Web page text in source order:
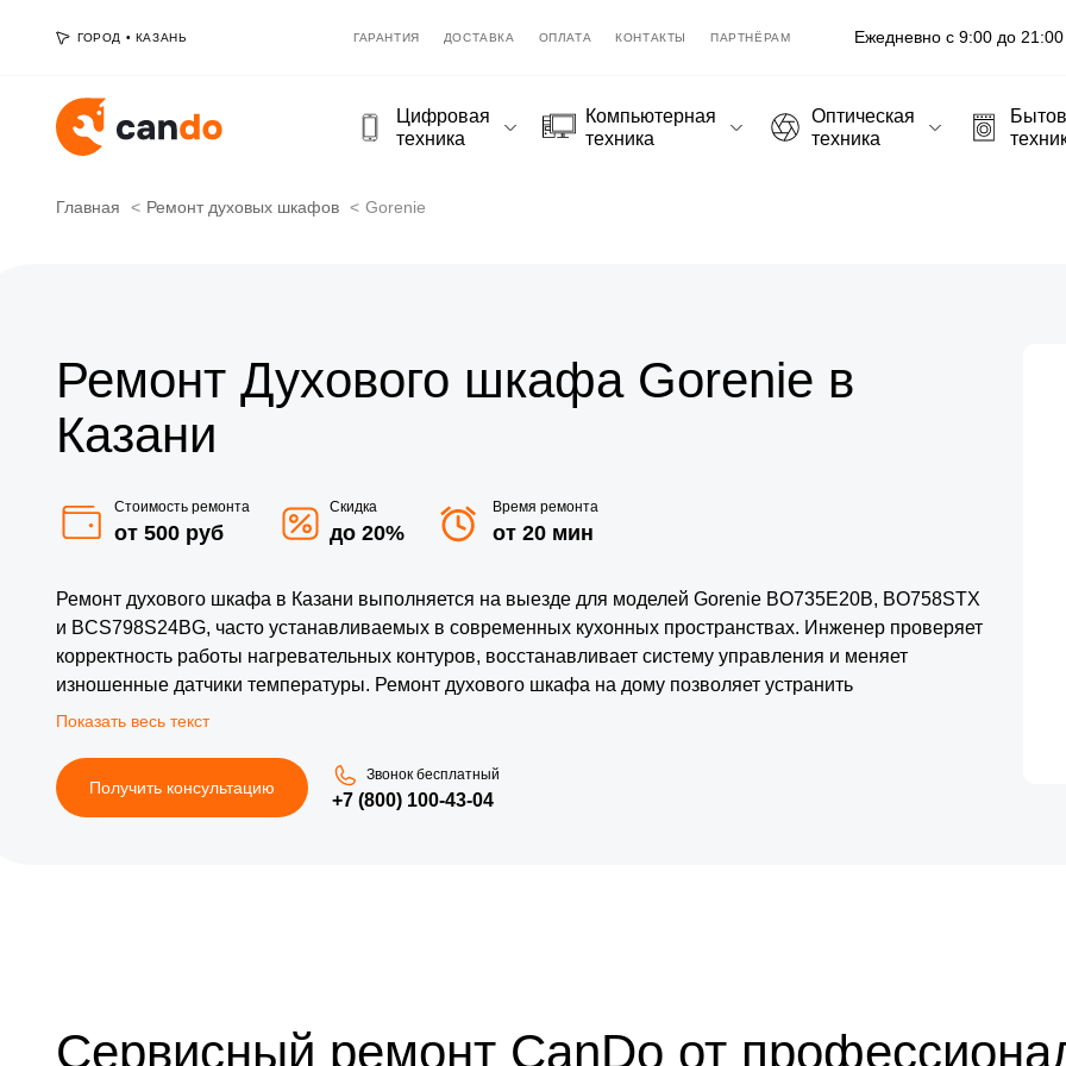
ГОРОД • КАЗАНЬ ГАРАНТИЯ ДОСТАВКА ОПЛАТА КОНТАКТЫ ПАРТНЁРАМ Ежедневно с 9:00 до 21:00
Цифровая
техника
Компьютерная
техника
Оптическая
техника
Главная Ремонт духовых шкафов Gorenie
Ремонт Духового шкафа Gorenie в
Казани
Стоимость ремонта
от 500 руб
Скидка
до 20%
Время ремонта
от 20 мин
Ремонт духового шкафа в Казани выполняется на выезде для моделей Gorenie BO735E20B, BO758STX
и BCS798S24BG, часто устанавливаемых в современных кухонных пространствах. Инженер проверяет
корректность работы нагревательных контуров, восстанавливает систему управления и меняет
изношенные датчики температуры. Ремонт духового шкафа на дому позволяет устранить
неисправности без демонтажа и лишних затрат времени. Для техники Горение применяются
приготовления. Такой формат обслуживания гарантирует надежную дальнейшую эксплуатацию
оборудования.
Получить консультацию
Звонок бесплатный
+7 (800) 100-43-04
Сервисный ремонт CanDo от